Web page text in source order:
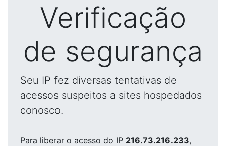
Verificação
de segurança
Seu IP fez diversas tentativas de
acessos suspeitos a sites hospedados
conosco.
Para liberar o acesso do IP 216.73.216.233,